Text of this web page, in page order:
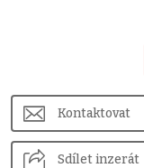
Kontaktovat
Sdílet inzerát